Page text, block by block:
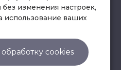
фирма «Клифф».
на обработку
без изменения настроек,
использование ваших
cookies